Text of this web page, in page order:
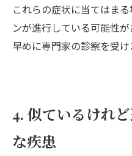
これらの症状に当てはま
ンが進行している可能性が
早めに専門家の診察を受け
4. 似ているけれ
な疾患